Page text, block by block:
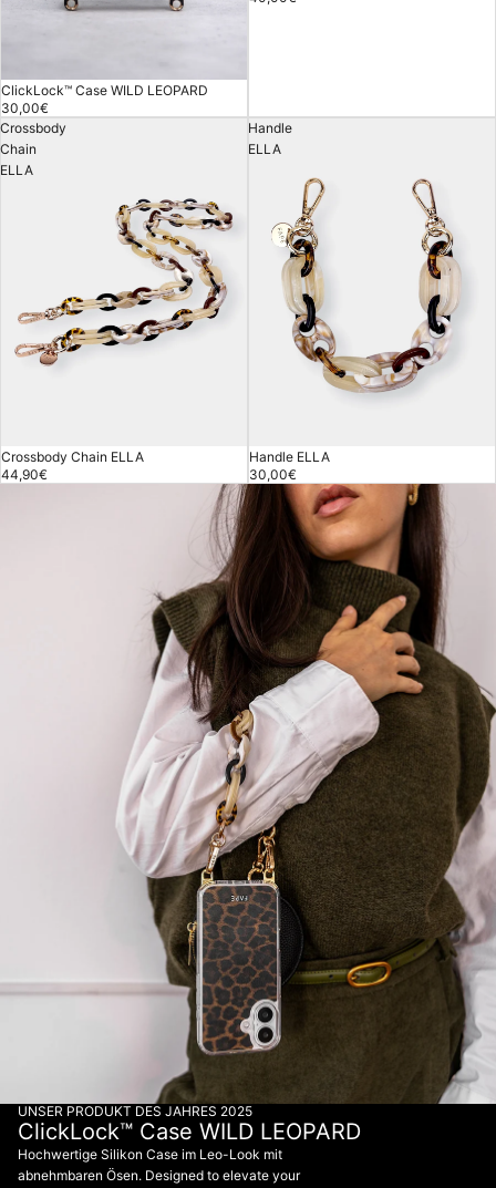
ClickLock™ Case WILD LEOPARD
30,00€
Crossbody
Chain
ELLA
Crossbody Chain ELLA
44,90€
Handle
ELLA
SOLD OUT
Handle ELLA
30,00€
UNSER PRODUKT DES JAHRES 2025
ClickLock™ Case WILD LEOPARD
Hochwertige Silikon Case im Leo-Look mit
abnehmbaren Ösen. Designed to elevate your